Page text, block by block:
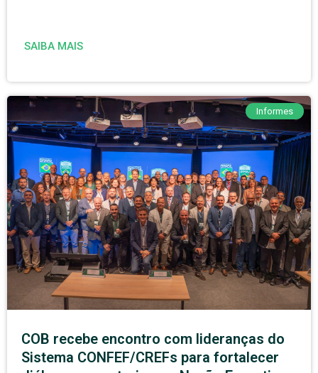
SAIBA MAIS
Informes
COB recebe encontro com lideranças do
Sistema CONFEF/CREFs para fortalecer